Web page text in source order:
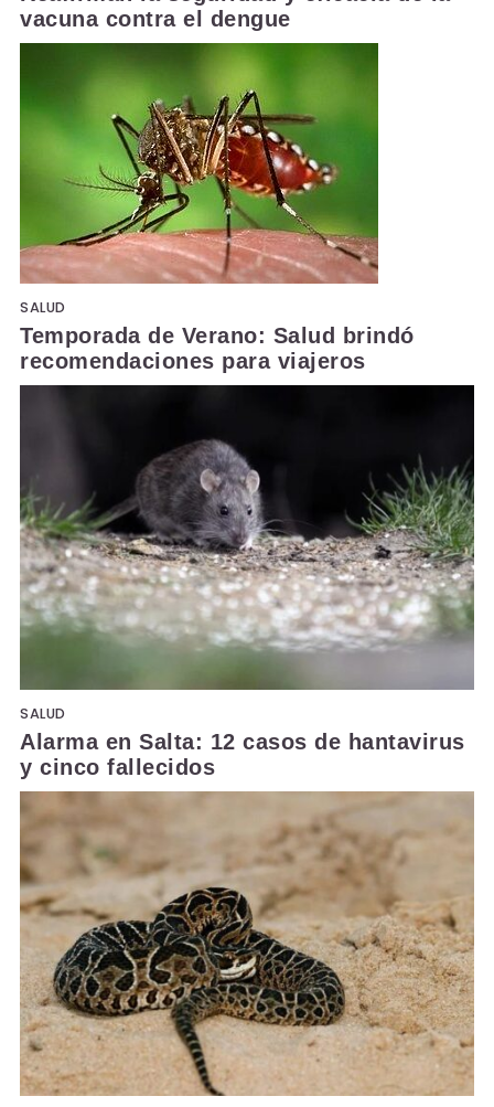
vacuna contra el dengue
SALUD
Temporada de Verano: Salud brindó
recomendaciones para viajeros
SALUD
Alarma en Salta: 12 casos de hantavirus
y cinco fallecidos